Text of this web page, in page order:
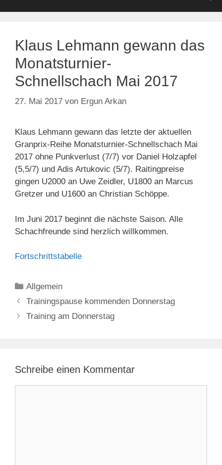
Klaus Lehmann gewann das
Monatsturnier-
Schnellschach Mai 2017
27. Mai 2017 von Ergun Arkan
Klaus Lehmann gewann das letzte der aktuellen
Granprix-Reihe Monatsturnier-Schnellschach Mai
2017 ohne Punkverlust (7/7) vor Daniel Holzapfel
(5,5/7) und Adis Artukovic (5/7). Raitingpreise
gingen U2000 an Uwe Zeidler, U1800 an Marcus
Gretzer und U1600 an Christian Schöppe.
Im Juni 2017 beginnt die nächste Saison. Alle
Schachfreunde sind herzlich willkommen.
Fortschrittstabelle
Kategorien
Allgemein
Trainingspause kommenden Donnerstag
Training am Donnerstag
Schreibe einen Kommentar